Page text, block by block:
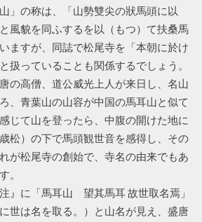
」の称は、「山勢雙尖の狀馬頭に以
風貌を同ふするを以（もつ）て扶桑馬
ますが、同誌で松尾寺を「本朝に於け
扱っていることも関係するでしょう。
の高僧、道公威光上人が来日し、名山
、青葉山の山容が中国の馬耳山と似て
じて山を登ったら、中腹の開けた地に
松）の下で馬頭観世音を感得し、その
が松尾寺の創始で、寺名の由来でもあ
。
』に「馬耳山 望其馬耳 故世取名焉」
世は名を取る。）と山名が見え、盛唐